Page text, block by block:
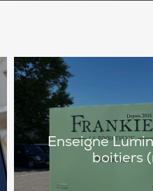
Enseigne
boitiers